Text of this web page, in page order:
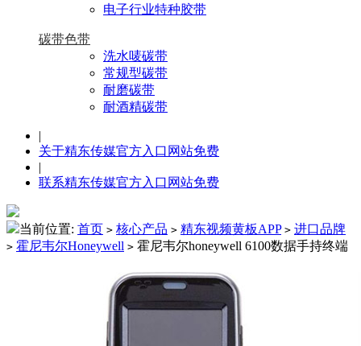
电子行业特种胶带
碳带色带
洗水唛碳带
常规型碳带
耐磨碳带
耐酒精碳带
|
关于精东传媒官方入口网站免费
|
联系精东传媒官方入口网站免费
当前位置: 首页 > 核心产品 > 精东视频黄板APP > 进口品牌
> 霍尼韦尔Honeywell > 霍尼韦尔honeywell 6100数据手持终端